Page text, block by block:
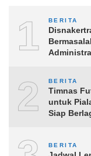
1 BERITA
2 BERITA
Timnas
untuk
Siap
BERITA